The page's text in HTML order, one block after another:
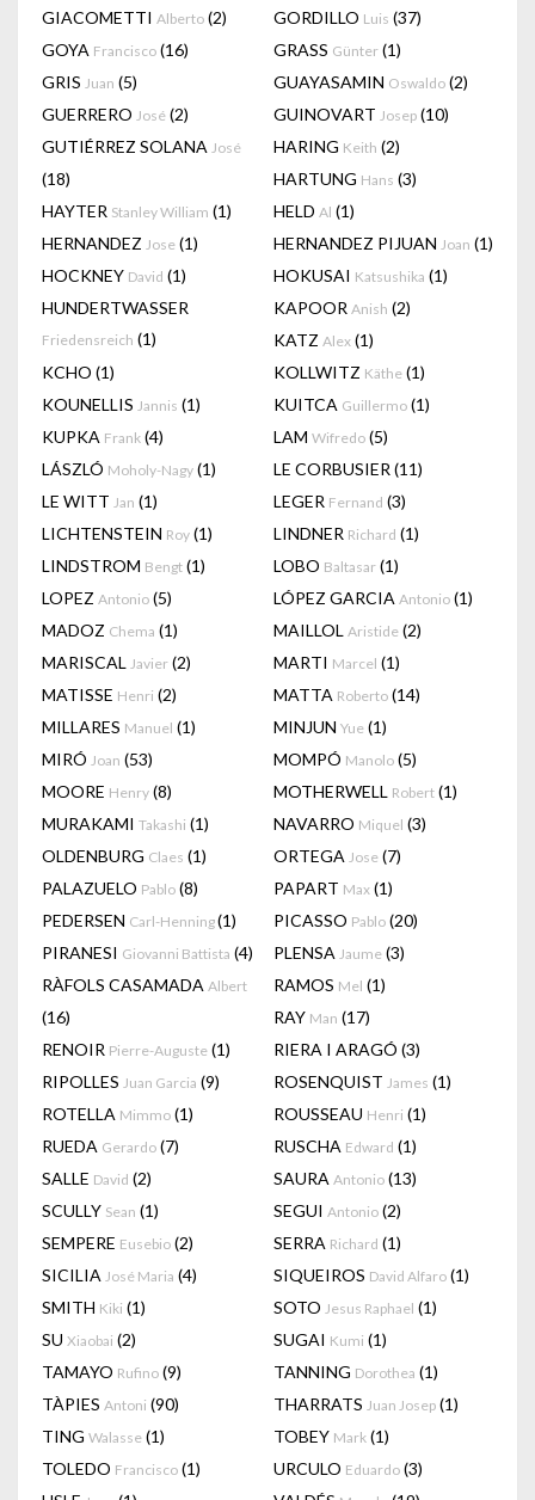
GIACOMETTI Alberto (2) GORDILLO Luis (37)
GOYA Francisco (16) GRASS Günter (1)
GRIS Juan (5) GUAYASAMIN Oswaldo (2)
GUERRERO José (2) GUINOVART Josep (10)
GUTIÉRREZ SOLANA José
(18)
HARING Keith (2)
HARTUNG Hans (3)
HAYTER Stanley William (1) HELD Al (1)
HERNANDEZ Jose (1) HERNANDEZ PIJUAN Joan (1)
HOCKNEY David (1) HOKUSAI Katsushika (1)
HUNDERTWASSER
Friedensreich (1)
KAPOOR Anish (2)
KATZ Alex (1)
KCHO (1) KOLLWITZ Käthe (1)
KOUNELLIS Jannis (1) KUITCA Guillermo (1)
KUPKA Frank (4) LAM Wifredo (5)
LÁSZLÓ Moholy-Nagy (1) LE CORBUSIER (11)
LE WITT Jan (1) LEGER Fernand (3)
LICHTENSTEIN Roy (1) LINDNER Richard (1)
LINDSTROM Bengt (1) LOBO Baltasar (1)
LOPEZ Antonio (5) LÓPEZ GARCIA Antonio (1)
MADOZ Chema (1) MAILLOL Aristide (2)
MARISCAL Javier (2) MARTI Marcel (1)
MATISSE Henri (2) MATTA Roberto (14)
MILLARES Manuel (1) MINJUN Yue (1)
MIRÓ Joan (53) MOMPÓ Manolo (5)
MOORE Henry (8) MOTHERWELL Robert (1)
MURAKAMI Takashi (1) NAVARRO Miquel (3)
OLDENBURG Claes (1) ORTEGA Jose (7)
PALAZUELO Pablo (8) PAPART Max (1)
PEDERSEN Carl-Henning(1) PICASSO Pablo (20)
PIRANESI Giovanni Battista (4) PLENSA Jaume (3)
RÀFOLS CASAMADA Albert
(16)
RAMOS Mel (1)
RAY Man (17)
RENOIR Pierre-Auguste (1) RIERA I ARAGÓ (3)
RIPOLLES Juan Garcia (9) ROSENQUIST James (1)
ROTELLA Mimmo (1) ROUSSEAU Henri (1)
RUEDA Gerardo (7) RUSCHA Edward (1)
SALLE David (2) SAURA Antonio (13)
SCULLY Sean (1) SEGUI Antonio (2)
SEMPERE Eusebio (2) SERRA Richard (1)
SICILIA José Maria (4) SIQUEIROS David Alfaro (1)
SMITH Kiki (1) SOTO Jesus Raphael (1)
SU Xiaobai (2) SUGAI Kumi (1)
TAMAYO Rufino (9) TANNING Dorothea (1)
TÀPIES Antoni (90) THARRATS Juan Josep (1)
TING Walasse (1) TOBEY Mark (1)
TOLEDO Francisco (1) URCULO Eduardo (3)